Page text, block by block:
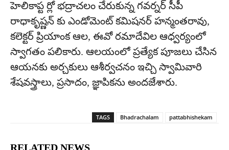
హెలికాప్ట ర్లో భద్రాచలం చేరుకున్న గవర్నర్ సీపీ
రాధాకృష్ణన్ కు ఎండోమెంట్ కమిషనర్ హన్మంతరావు,
కలెక్టర్ ప్రియాంక ఆల, ఈవో రమాదేవిల ఆధ్వర్యంలో
స్వాగతం పలికారు. ఆలయంలో ప్రత్యేక పూజలు చేసిన
ఆయనకు అర్చకులు ఆశీర్వచనం ఇచ్చి స్వామివారి
శేషవస్త్రాలు, ప్రసాదం, జ్ఞాపికను అందజేశారు.
TAGS Bhadrachalam pattabhishekam
RELATED NEWS